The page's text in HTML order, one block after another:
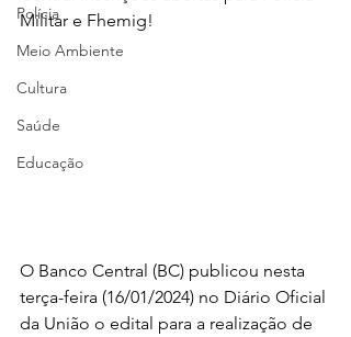
Polícia
Meio Ambiente
Cultura
Saúde
Educação
Militar e Fhemig!
O Banco Central (BC) publicou nesta
terça-feira (16/01/2024) no Diário Oficial
da União o edital para a realização de